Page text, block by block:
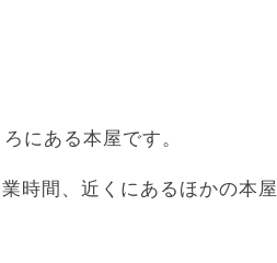
にある本屋です。
時間、近くにあるほかの本屋